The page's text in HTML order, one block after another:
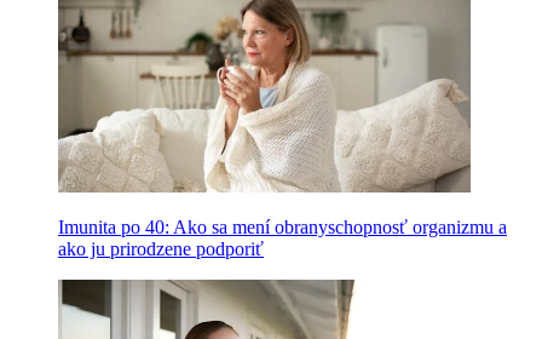
Imunita po 40: Ako sa mení obranyschopnosť organizmu a
ako ju prirodzene podporiť